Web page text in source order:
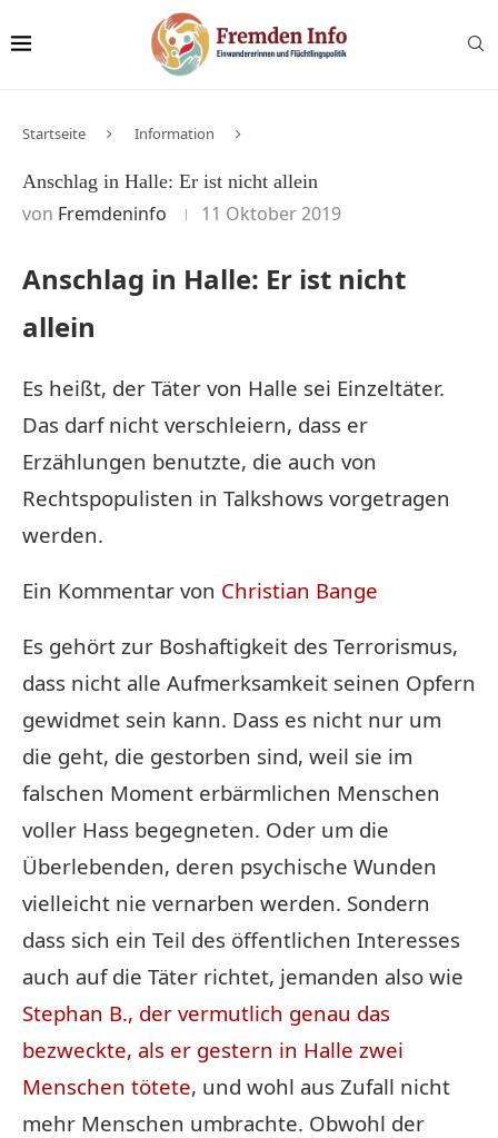
Startseite Information
Anschlag in Halle: Er ist nicht allein
von Fremdeninfo 11 Oktober 2019
Anschlag in Halle: Er ist nicht
allein
Es heißt, der Täter von Halle sei Einzeltäter.
Das darf nicht verschleiern, dass er
Erzählungen benutzte, die auch von
Rechtspopulisten in Talkshows vorgetragen
werden.
Ein Kommentar von Christian Bange
Es gehört zur Boshaftigkeit des Terrorismus,
dass nicht alle Aufmerksamkeit seinen Opfern
gewidmet sein kann. Dass es nicht nur um
die geht, die gestorben sind, weil sie im
falschen Moment erbärmlichen Menschen
voller Hass begegneten. Oder um die
Überlebenden, deren psychische Wunden
vielleicht nie vernarben werden. Sondern
dass sich ein Teil des öffentlichen Interesses
auch auf die Täter richtet, jemanden also wie
Stephan B., der vermutlich genau das
bezweckte, als er gestern in Halle zwei
Menschen tötete, und wohl aus Zufall nicht
mehr Menschen umbrachte. Obwohl der